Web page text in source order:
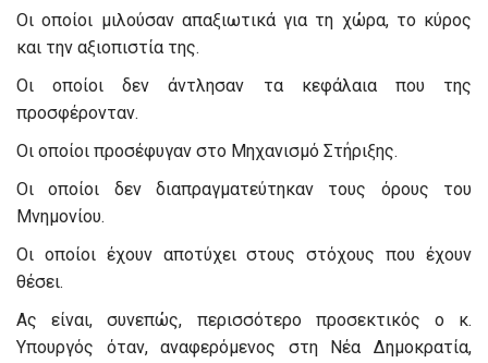
Οι οποίοι μιλούσαν απαξιωτικά για τη χώρα, το κύρος
και την αξιοπιστία της.
Οι οποίοι δεν άντλησαν τα κεφάλαια που της
προσφέρονταν.
Οι οποίοι προσέφυγαν στο Μηχανισμό Στήριξης.
Οι οποίοι δεν διαπραγματεύτηκαν τους όρους του
Μνημονίου.
Οι οποίοι έχουν αποτύχει στους στόχους που έχουν
θέσει.
Ας είναι, συνεπώς, περισσότερο προσεκτικός ο κ.
Υπουργός όταν, αναφερόμενος στη Νέα Δημοκρατία,